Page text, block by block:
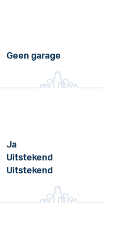
Geen garage
Ja
Uitstekend
Uitstekend